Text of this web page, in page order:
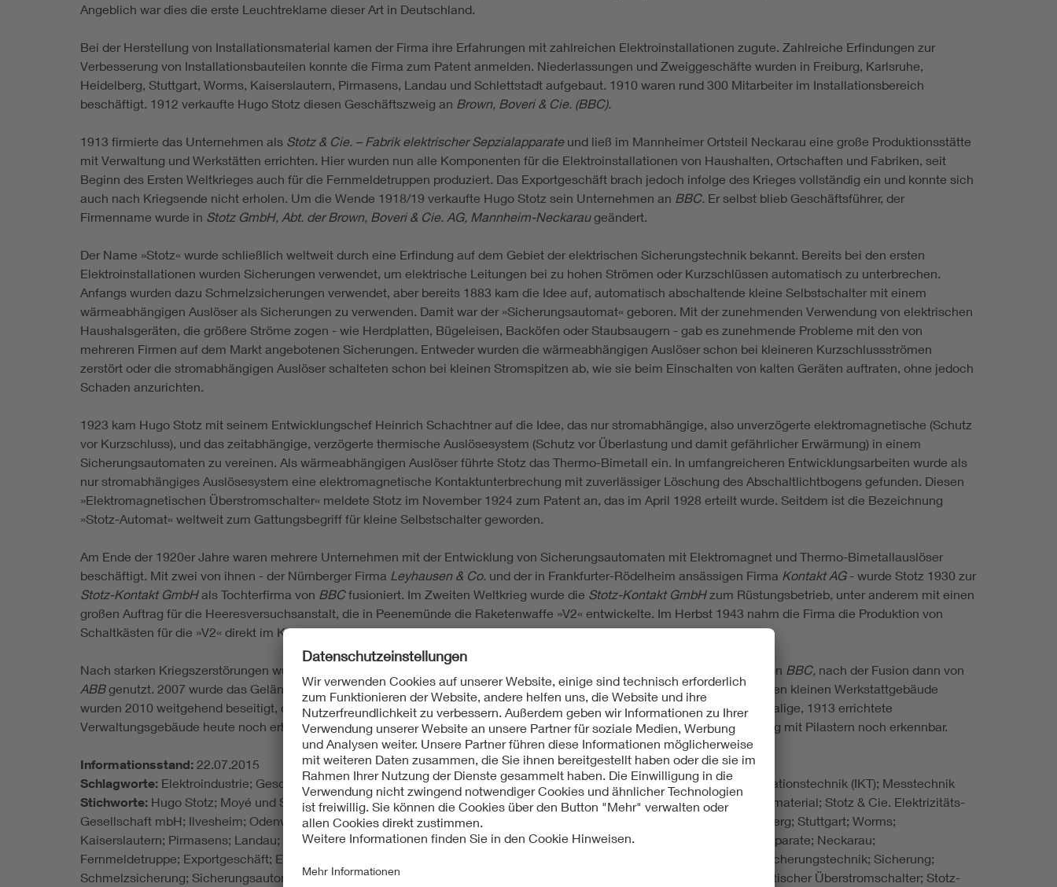
Angeblich war dies die erste Leuchtreklame dieser Art in Deutschland.
Bei der Herstellung von Installationsmaterial kamen der Firma ihre Erfahrungen mit zahlreichen Elektroinstallationen zugute. Zahlreiche Erfindungen zur
Verbesserung von Installationsbauteilen konnte die Firma zum Patent anmelden. Niederlassungen und Zweiggeschäfte wurden in Freiburg, Karlsruhe,
Heidelberg, Stuttgart, Worms, Kaiserslautern, Pirmasens, Landau und Schlettstadt aufgebaut. 1910 waren rund 300 Mitarbeiter im Installationsbereich
beschäftigt. 1912 verkaufte Hugo Stotz diesen Geschäftszweig an Brown, Boveri & Cie. (BBC).
1913 firmierte das Unternehmen als Stotz & Cie. – Fabrik elektrischer Sepzialapparateund ließ im Mannheimer Ortsteil Neckarau eine große Produktionsstätte
mit Verwaltung und Werkstätten errichten. Hier wurden nun alle Komponenten für die Elektroinstallationen von Haushalten, Ortschaften und Fabriken, seit
Beginn des Ersten Weltkrieges auch für die Fernmeldetruppen produziert. Das Exportgeschäft brach jedoch infolge des Krieges vollständig ein und konnte sich
auch nach Kriegsende nicht erholen. Um die Wende 1918/19 verkaufte Hugo Stotz sein Unternehmen an BBC. Er selbst blieb Geschäftsführer, der
Firmenname wurde in Stotz GmbH, Abt. der Brown, Boveri & Cie. AG, Mannheim-Neckaraugeändert.
Der Name »Stotz« wurde schließlich weltweit durch eine Erfindung auf dem Gebiet der elektrischen Sicherungstechnik bekannt. Bereits bei den ersten
Elektroinstallationen wurden Sicherungen verwendet, um elektrische Leitungen bei zu hohen Strömen oder Kurzschlüssen automatisch zu unterbrechen.
Anfangs wurden dazu Schmelzsicherungen verwendet, aber bereits 1883 kam die Idee auf, automatisch abschaltende kleine Selbstschalter mit einem
wärmeabhängigen Auslöser als Sicherungen zu verwenden. Damit war der »Sicherungsautomat« geboren. Mit der zunehmenden Verwendung von elektrischen
Haushalsgeräten, die größere Ströme zogen - wie Herdplatten, Bügeleisen, Backöfen oder Staubsaugern - gab es zunehmende Probleme mit den von
mehreren Firmen auf dem Markt angebotenen Sicherungen. Entweder wurden die wärmeabhängigen Auslöser schon bei kleineren Kurzschlussströmen
zerstört oder die stromabhängigen Auslöser schalteten schon bei kleinen Stromspitzen ab, wie sie beim Einschalten von kalten Geräten auftraten, ohne jedoch
Schaden anzurichten.
1923 kam Hugo Stotz mit seinem Entwicklungschef Heinrich Schachtner auf die Idee, das nur stromabhängige, also unverzögerte elektromagnetische (Schutz
vor Kurzschluss), und das zeitabhängige, verzögerte thermische Auslösesystem (Schutz vor Überlastung und damit gefährlicher Erwärmung) in einem
Sicherungsautomaten zu vereinen. Als wärmeabhängigen Auslöser führte Stotz das Thermo-Bimetall ein. In umfangreicheren Entwicklungsarbeiten wurde als
nur stromabhängiges Auslösesystem eine elektromagnetische Kontaktunterbrechung mit zuverlässiger Löschung des Abschaltlichtbogens gefunden. Diesen
»Elektromagnetischen Überstromschalter« meldete Stotz im November 1924 zum Patent an, das im April 1928 erteilt wurde. Seitdem ist die Bezeichnung
»Stotz-Automat« weltweit zum Gattungsbegriff für kleine Selbstschalter geworden.
Am Ende der 1920er Jahre waren mehrere Unternehmen mit der Entwicklung von Sicherungsautomaten mit Elektromagnet und Thermo-Bimetallauslöser
beschäftigt. Mit zwei von ihnen - der Nürnberger Firma Leyhausen & Co. und der in Frankfurter-Rödelheim ansässigen Firma Kontakt AG- wurde Stotz 1930 zur
Stotz-Kontakt GmbHals Tochterfirma von BBCfusioniert. Im Zweiten Weltkrieg wurde die Stotz-Kontakt GmbHzum Rüstungsbetrieb, unter anderem mit einen
großen Auftrag für die Heeresversuchsanstalt, die in Peenemünde die Raketenwaffe »V2« entwickelte. Im Herbst 1943 nahm die Firma die Produktion von
Schaltkästen für die »V2« direkt im KZ Buchenwald auf.
Nach starken Kriegszerstörungen wurden die Werksanlagen nach dem Krieg vereinfacht wieder aufgebaut und weiterhin von BBC, nach der Fusion dann von
ABBgenutzt. 2007 wurde das Gelände an die FrankfurterWisag-Gruppeverkauft. Die als Nachkriegsbauten errichteten vielen kleinen Werkstattgebäude
wurden 2010 weitgehend beseitigt, das Gelände teilweise verkauft bzw. neu bebaut. In stark veränderter Form ist das ehemalige, 1913 errichtete
Verwaltungsgebäude heute noch erhalten und anhand des Erdgeschosses mit Sandsteinsockel und der Fassadengliederung mit Pilastern noch erkennbar.
Informationsstand: 22.07.2015
Schlagworte: Elektroindustrie; Geschichte der Elektro- und Informationstechnik; Automation; Informations- und Kommunikationstechnik (IKT); Messtechnik
Stichworte: Hugo Stotz; Moyé und Stotz, Gürtlerei und Posamente, Vertretung der Maschinenfabrik Esslingen; Installationsmaterial; Stotz & Cie. Elektrizitäts-
Gesellschaft mbH; Ilvesheim; Odenwald; Lichtreklame; Leuchtreklame; Patent; Niederlassung; Freiburg; Karlsruhe; Heidelberg; Stuttgart; Worms;
Kaiserslautern; Pirmasens; Landau; Schlettstadt; Brown, Boveri & Cie. AG; BBC; Stotz & Cie. – Fabrik elektrischer Sepzialapparate; Neckarau;
Fernmeldetruppe; Exportgeschäft; Erster Weltkrieg; Stotz GmbH, Abt. der Brown, Boveri & Cie. AG, Mannheim-Neckarau; Sicherungstechnik; Sicherung;
Schmelzsicherung; Sicherungsautomat; elektrische Haushalsgeräte; Heinrich Schachtner; Thermo-Bimetall; Elektromagnetischer Überstromschalter; Stotz-